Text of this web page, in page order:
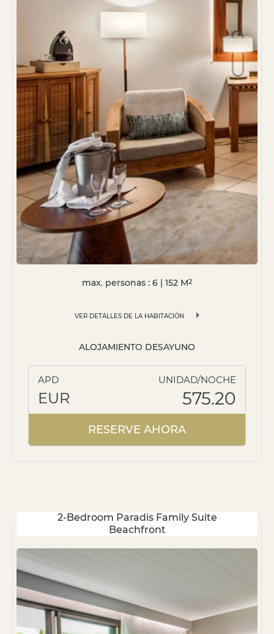
max. personas : 6 | 152 M2
VER DETALLES DE LA HABITACIÓN
ALOJAMIENTO DESAYUNO
APD UNIDAD/NOCHE
EUR 575.20
RESERVE AHORA
2-Bedroom Paradis Family Suite
Beachfront